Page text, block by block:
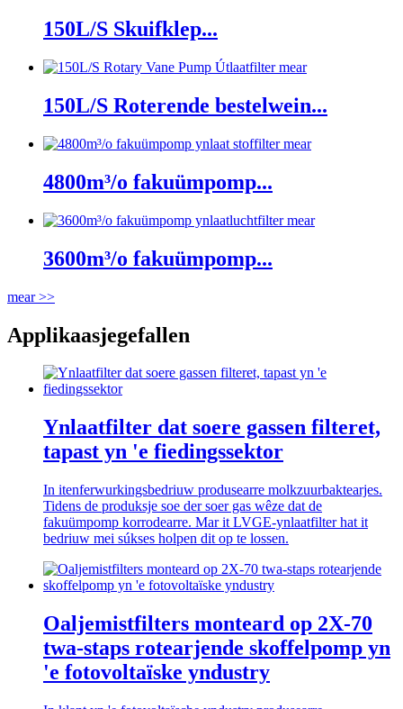
150L/S Skuifklep...
mear
150L/S Roterende bestelwein...
mear
4800m³/o fakuümpomp...
mear
3600m³/o fakuümpomp...
mear >>
Applikaasjegefallen
Ynlaatfilter dat soere gassen filteret,
tapast yn 'e fiedingssektor
In itenferwurkingsbedriuw produsearre molkzuurbaktearjes.
Tidens de produksje soe der soer gas wêze dat de
fakuümpomp korrodearre. Mar it LVGE-ynlaatfilter hat it
bedriuw mei súkses holpen dit op te lossen.
Oaljemistfilters monteard op 2X-70
twa-staps rotearjende skoffelpomp yn
'e fotovoltaïske yndustry